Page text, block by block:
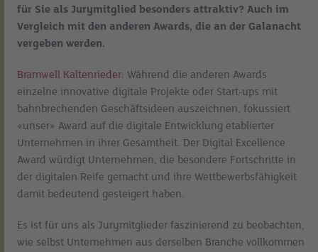
für Sie als Jurymitglied besonders attraktiv? Auch im
Vergleich mit den anderen Awards, die an der Galanacht
vergeben werden.
Bramwell Kaltenrieder: Während die anderen Awards
einzelne innovative digitale Projekte oder Start-ups mit
bahnbrechenden Geschäftsideen auszeichnen, fokussiert
«unser» Award auf die digitale Entwicklung etablierter
Unternehmen in ihrer Gesamtheit. Der Digital Excellence
Award würdigt Unternehmen, die besondere Fortschritte in
der digitalen Reife gemacht und ihre Wettbewerbsfähigkeit
damit bedeutend gesteigert haben.
Es ist für uns als Jurymitglieder faszinierend zu beobachten,
wie selbst Unternehmen aus derselben Branche vollkommen